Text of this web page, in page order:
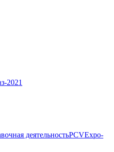
2021
деятельностьPCVExpo-